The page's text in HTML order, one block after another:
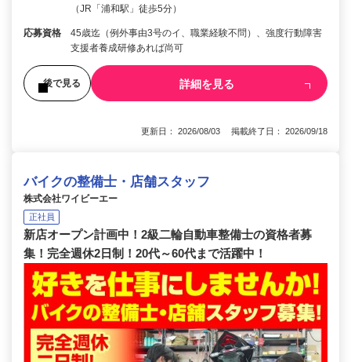
（JR「浦和駅」徒歩5分）
応募資格
45歳迄（例外事由3号のイ、職業経験不問）、強度行動障害
支援者養成研修あれば尚可
後で見る 詳細を見る
更新日： 2026/08/03 掲載終了日： 2026/09/18
バイクの整備士・店舗スタッフ
株式会社ワイビーエー
正社員
新店オープン計画中！2級二輪自動車整備士の資格者募
集！完全週休2日制！20代～60代まで活躍中！